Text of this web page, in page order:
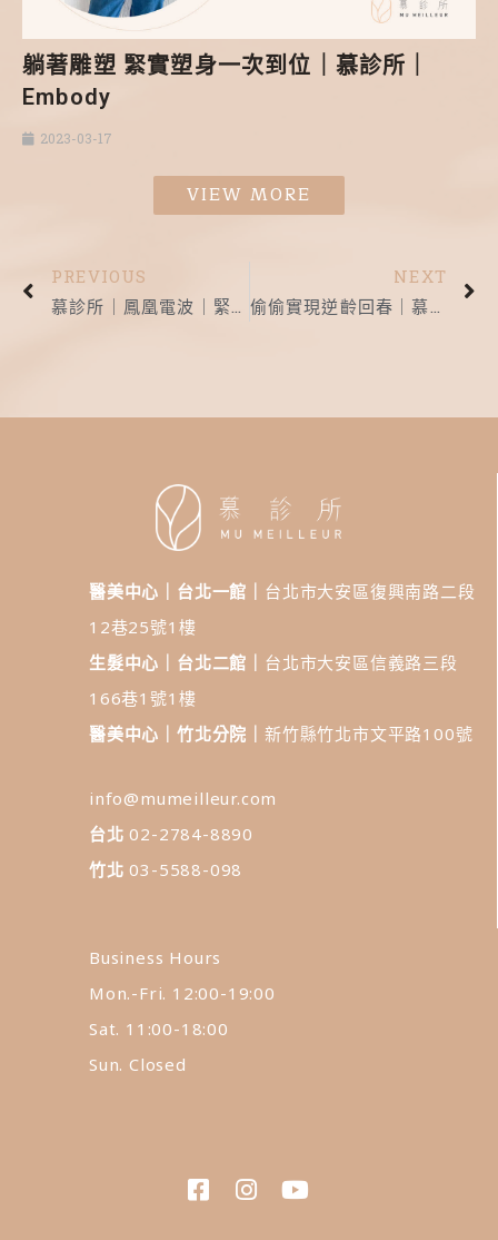
躺著雕塑 緊實塑身一次到位｜慕診所｜
Embody
2023-03-17
VIEW MORE
PREVIOUS
慕診所｜鳳凰電波｜緊膚拉提一次到位 重新顏值再線
NEXT
偷偷實現逆齡回春｜慕診所｜鳳凰電波
醫美中心｜台北一館｜ 台北市大安區復興南路二段
12巷25號1樓
生髮中心｜台北二館｜ 台北市大安區信義路三段
166巷1號1樓
醫美中心｜竹北分院｜ 新竹縣竹北市文平路100號
info@mumeilleur.com
台北 02-2784-8890
竹北03-5588-098
Business Hours
Mon.-Fri. 12:00-19:00
Sat. 11:00-18:00
Sun. Closed